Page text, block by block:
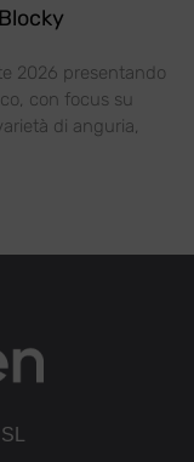
2026 presentando
con focus su
di anguria,